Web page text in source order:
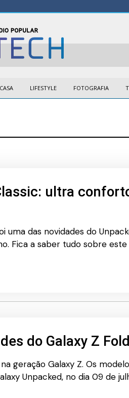
LIFESTYLE FOTOGRAFIA
ultra
uma das novidades do
Fica a saber tudo sobre
do Galaxy Z
geração Galaxy Z. Os
Unpacked, no dia 09 de